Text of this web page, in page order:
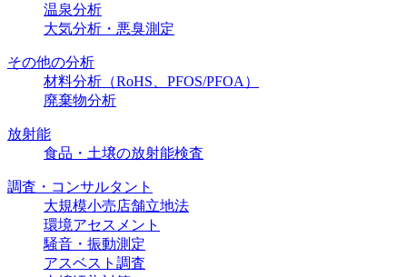
温泉分析
大気分析・悪臭測定
その他の分析
材料分析（RoHS、PFOS/PFOA）
廃棄物分析
放射能
食品・土壌の放射能検査
調査・コンサルタント
大規模小売店舗立地法
環境アセスメント
騒音・振動測定
アスベスト調査